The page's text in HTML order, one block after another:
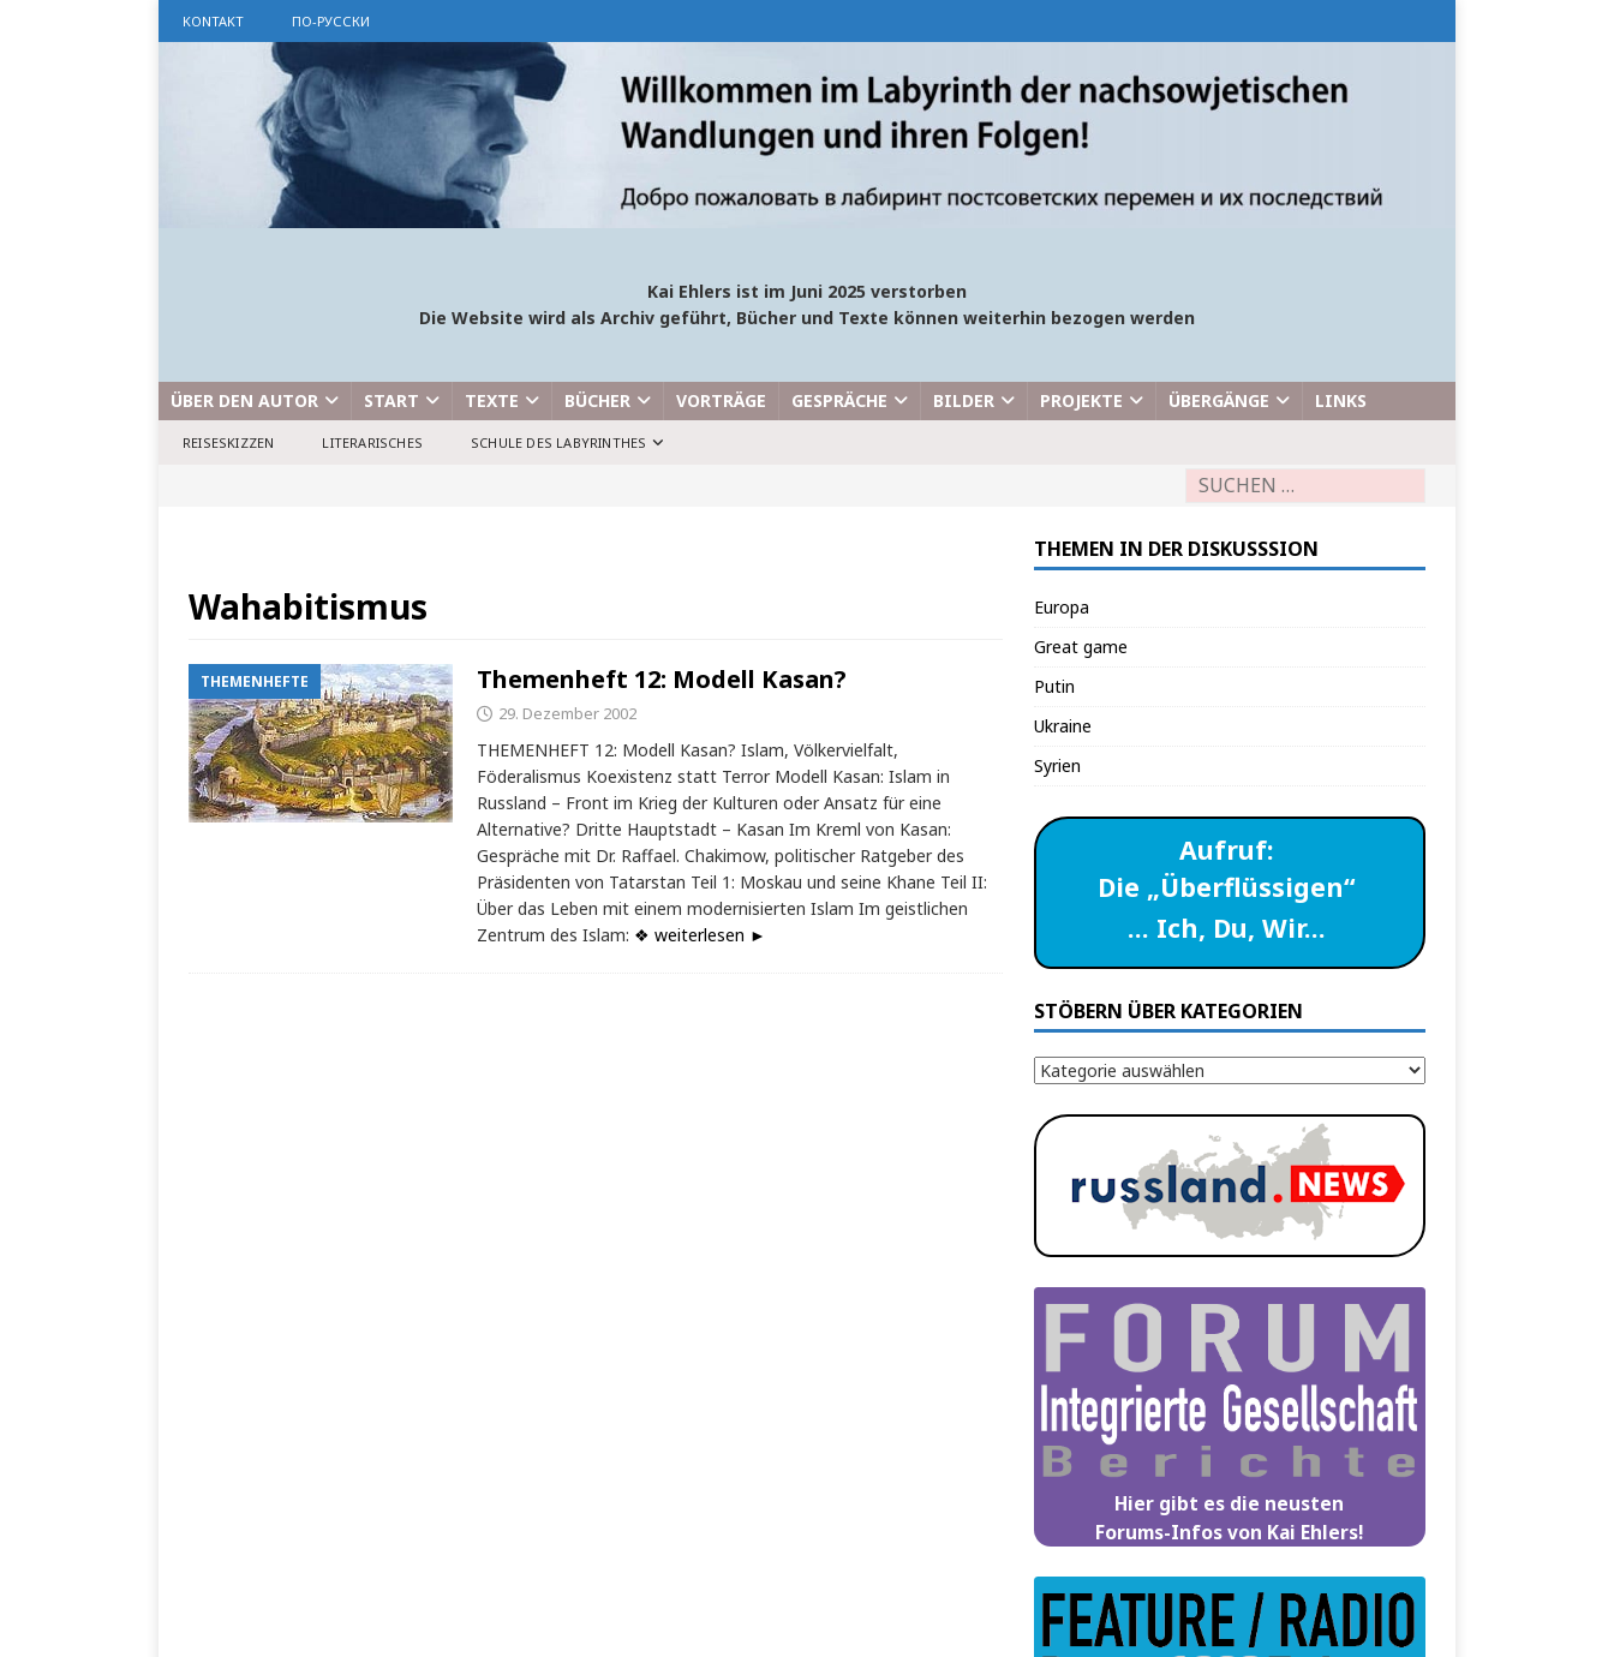
KONTAKT ПО-РУССКИ
Kai Ehlers ist im Juni 2025 verstorben
Die Website wird als Archiv geführt, Bücher und Texte können weiterhin bezogen werden
ÜBER DEN AUTOR START TEXTE BÜCHER VORTRÄGE GESPRÄCHE BILDER PROJEKTE ÜBERGÄNGE LINKS
REISESKIZZEN LITERARISCHES SCHULE DES LABYRINTHES
Wahabitismus
THEMENHEFTE Themenheft 12: Modell Kasan?
29. Dezember 2002
THEMENHEFT 12: Modell Kasan? Islam, Völkervielfalt,
Föderalismus Koexistenz statt Terror Modell Kasan: Islam in
Russland – Front im Krieg der Kulturen oder Ansatz für eine
Alternative? Dritte Hauptstadt – Kasan Im Kreml von Kasan:
Gespräche mit Dr. Raffael. Chakimow, politischer Ratgeber des
Präsidenten von Tatarstan Teil 1: Moskau und seine Khane Teil II:
Über das Leben mit einem modernisierten Islam Im geistlichen
Zentrum des Islam: ❖ weiterlesen ►
THEMEN IN DER DISKUSSSION
Europa
Great game
Putin
Ukraine
Syrien
Aufruf:
Die „Überflüssigen“
… Ich, Du, Wir…
STÖBERN ÜBER KATEGORIEN
Hier gibt es die neusten
Forums-Infos von Kai Ehlers!